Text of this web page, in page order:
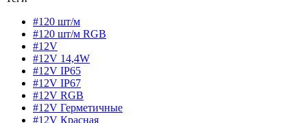
#120 шт/м
#120 шт/м RGB
#12V
#12V 14,4W
#12V IP65
#12V IP67
#12V RGB
#12V Герметичные
#12V Красная